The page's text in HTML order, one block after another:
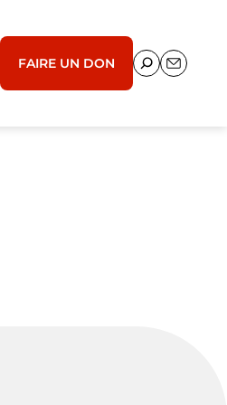
FAIRE UN DON